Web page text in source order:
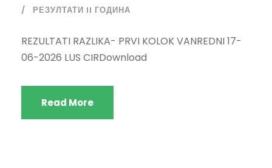
РЕЗУЛТАТИ II ГОДИНА
REZULTATI RAZLIKA- PRVI KOLOK VANREDNI 17-
06-2026 LUS CIRDownload
Read More